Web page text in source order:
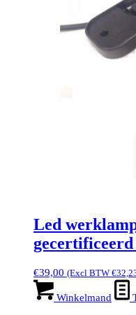
Led
€39,00 (Excl BTW €
Winkelmand